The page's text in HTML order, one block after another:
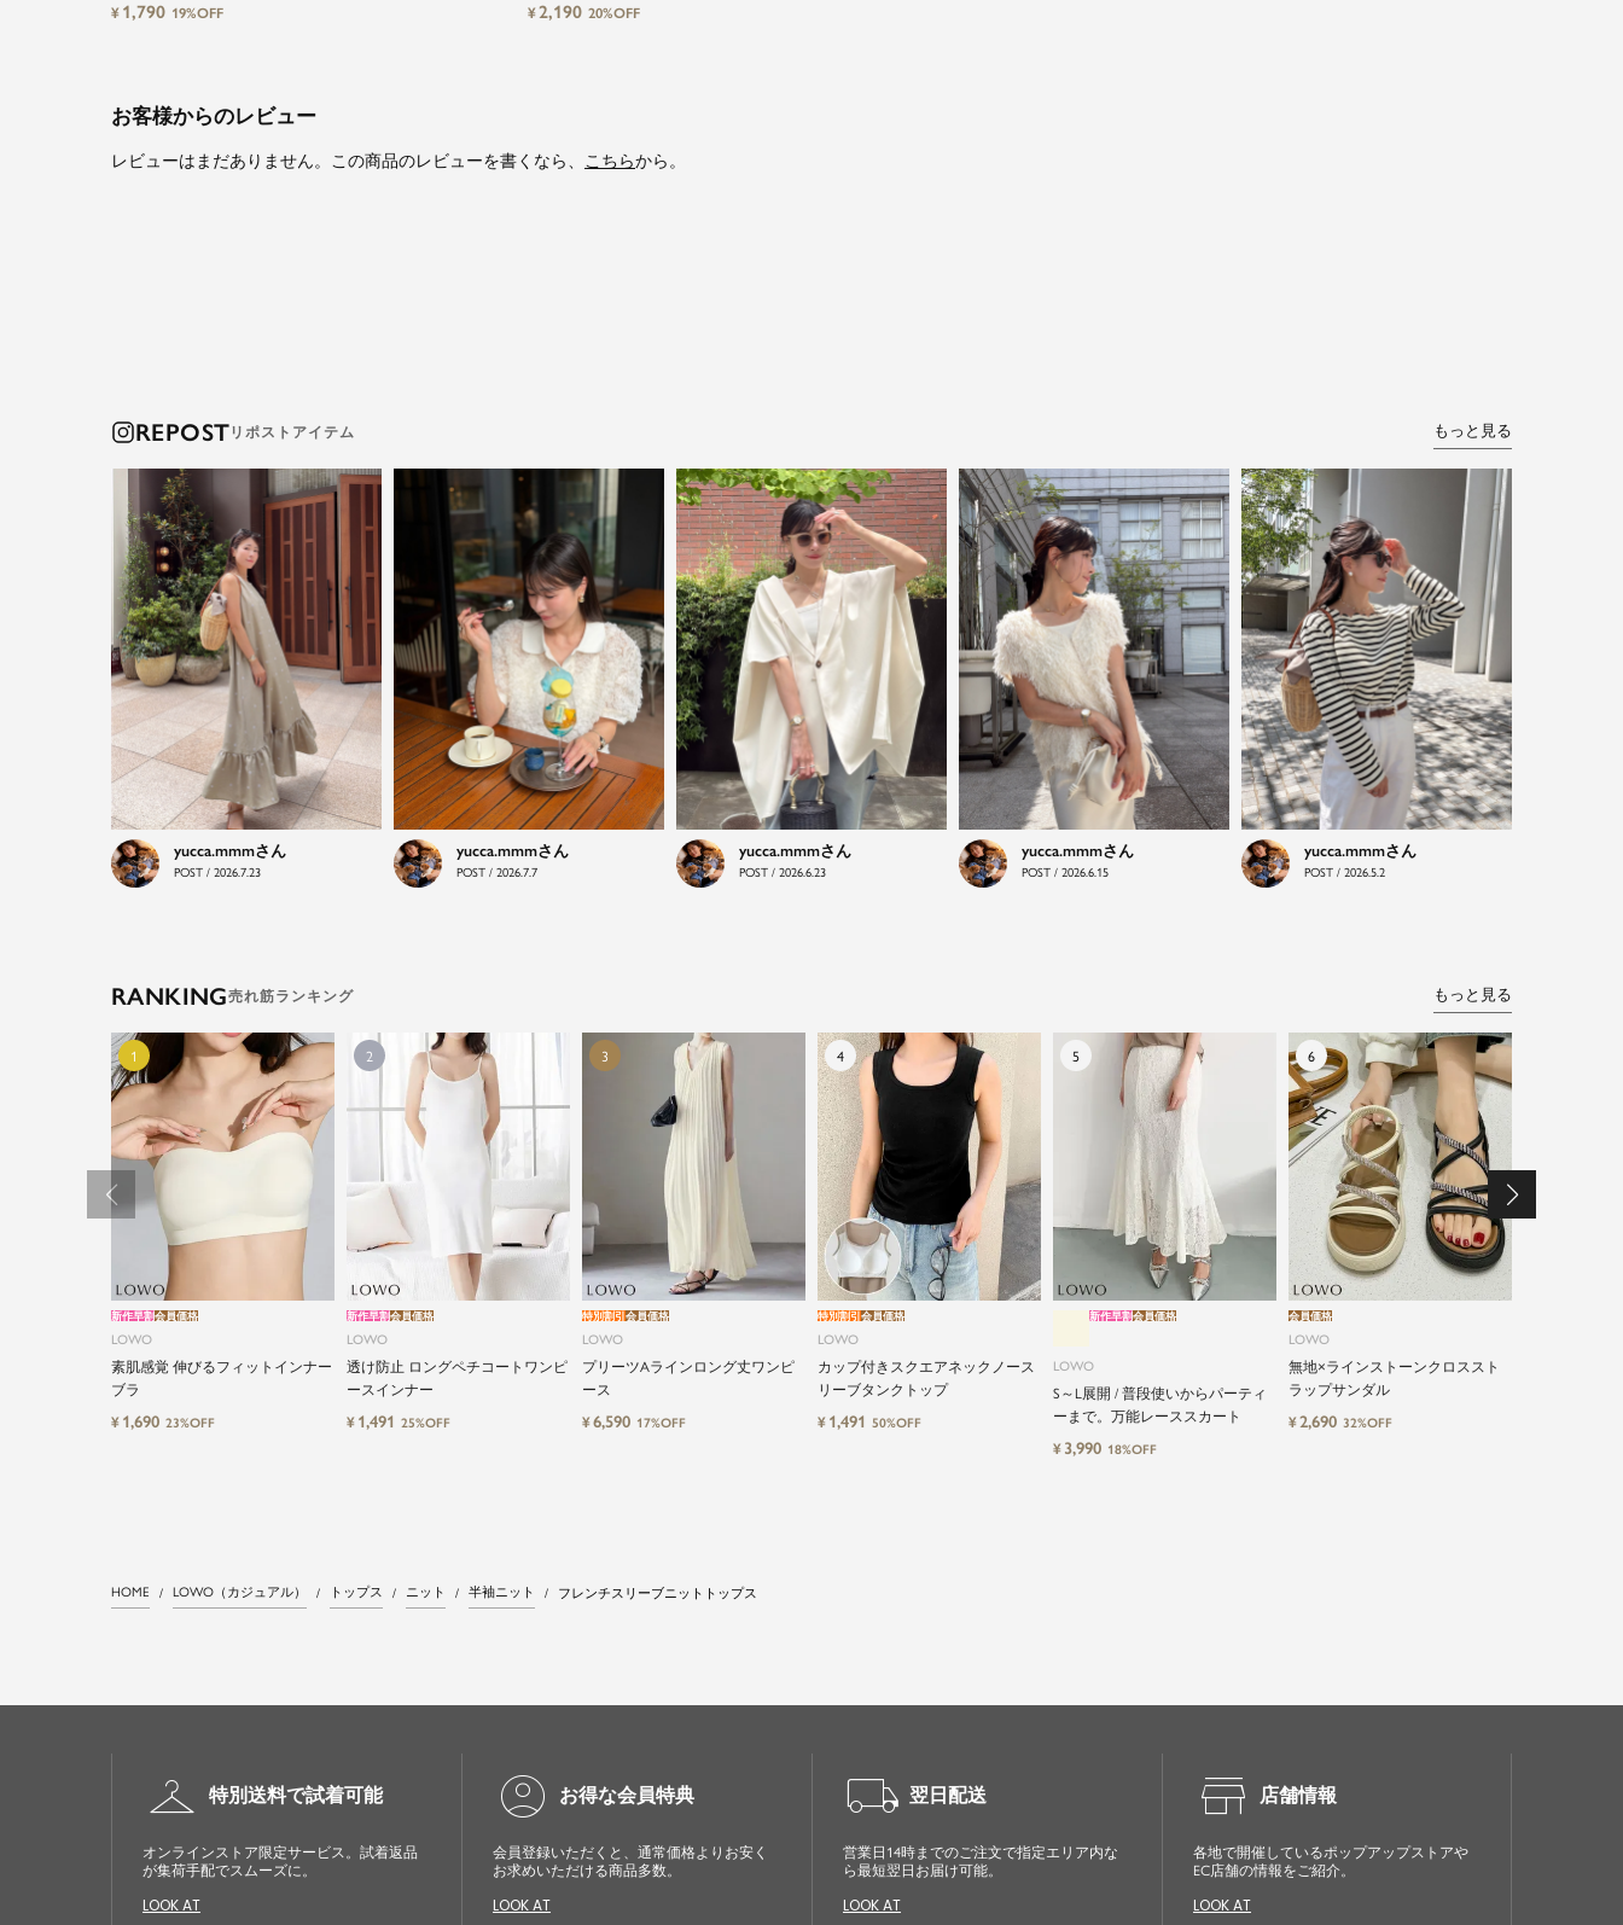
¥ 1,790 19%OFF ¥2,190 20%OFF
お客様からのレビュー
レビューはまだありません。この商品のレビューを書くなら、 こちらから。
気軽に楽しめる低価格でトレンドを取り
入れたファッションブランド
LOWO（ロワ）は、アパレルはもちろん、インナー、
バッグやシューズ、小物まで、驚くほどリーズナブル
にラインナップ。
毎日のコーデに、ちょっとした変化を。いつもの自分
に、ちょっとした彩りを。
LOWOは、頑張りすぎないおしゃれを応援します。
close
REPOST もっと見る
yucca.mmm
POST / 2026.7.23
yucca.mmm
POST / 2026.7.7
yucca.mmm
POST / 2026.6.23
yucca.mmm
POST / 2026.6.15
yucca.mmm
POST / 2026.5.2
RANKING もっと見る
LOWO
素肌感覚 伸びるフィットインナー
ブラ
新作早割会員価格
¥ 1,690 23%OFF
LOWO
透け防止 ロングペチコートワンピ
ースインナー
新作早割会員価格
¥ 1,491 25%OFF
LOWO
プリーツAラインロング丈ワンピ
ース
特別割引会員価格
¥6,590 17%OFF
LOWO
カップ付きスクエアネックノース
リーブタンクトップ
特別割引会員価格
¥ 1,491 50%OFF
LOWO
S～L展開 / 普段使いからパーティ
ーまで。万能レーススカート
新作早割会員価格
¥ 3,990 18%OFF
LOWO
無地×ラインストーンクロススト
ラップサンダル
会員価格
¥2,690 32%OFF
HOME LOWO（カジュアル） トップス ニット 半袖ニット フレンチスリーブニットトップス
checkroom 特別送料で試着可能
オンラインストア限定サービス。試着返品
が集荷手配でスムーズに。
LOOK AT
account_circle お得な会員特典
会員登録いただくと、通常価格よりお安く
お求めいただける商品多数。
LOOK AT
local_shipping 翌日配送
営業日14時までのご注文で指定エリア内な
ら最短翌日お届け可能。
LOOK AT
store 店舗情報
各地で開催しているポップアップストアや
EC店舗の情報をご紹介。
LOOK AT